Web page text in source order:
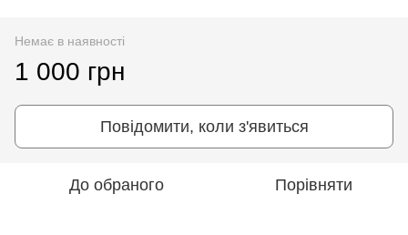
Немає в наявності
1 000 грн
Повідомити, коли з'явиться
До обраного Порівняти